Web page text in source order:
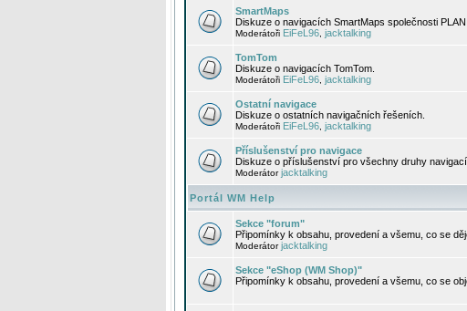
SmartMaps
Diskuze o navigacích SmartMaps společnosti PLAN
Moderátoři EiFeL96 jacktalking
TomTom
Diskuze o navigacích TomTom.
Moderátoři EiFeL96 jacktalking
Ostatní navigace
Diskuze o ostatních navigačních řešeních.
Moderátoři EiFeL96 jacktalking
Příslušenství pro navigace
Diskuze o příslušenství pro všechny druhy navigací.
Moderátorjacktalking
Portál WM Help
Sekce "forum"
Připomínky k obsahu, provedení a všemu, co se
Moderátorjacktalking
Sekce "eShop (WM Shop)"
Připomínky k obsahu, provedení a všemu, co se